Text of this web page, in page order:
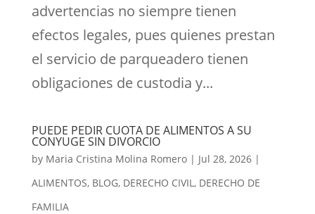
advertencias no siempre tienen
efectos legales, pues quienes prestan
el servicio de parqueadero tienen
obligaciones de custodia y...
PUEDE PEDIR CUOTA DE ALIMENTOS A SU
CONYUGE SIN DIVORCIO
by Maria Cristina Molina Romero| Jul 28, 2026|
ALIMENTOS, BLOG, DERECHO CIVIL, DERECHO DE
FAMILIA